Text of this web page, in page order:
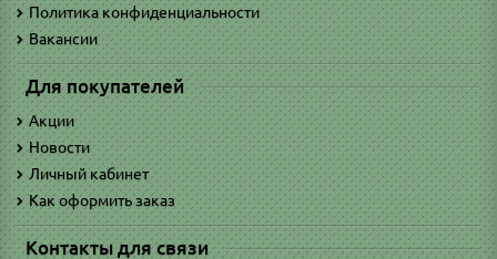
Политика конфиденциальности
Вакансии
Для покупателей
Акции
Новости
Личный кабинет
Как оформить заказ
Контакты для связи